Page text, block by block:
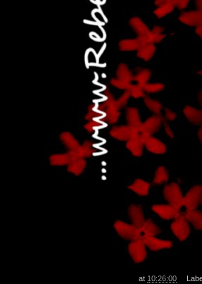
at 10:26:00